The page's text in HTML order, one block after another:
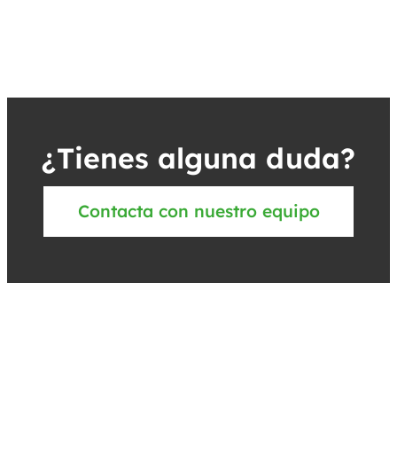
¿Tienes alguna duda?
Contacta con nuestro equipo